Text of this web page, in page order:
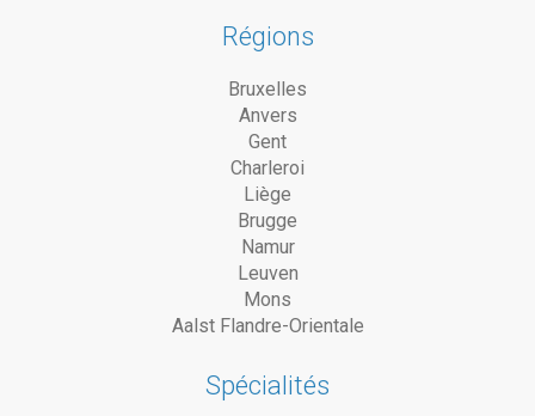
Régions
Bruxelles
Anvers
Gent
Charleroi
Liège
Brugge
Namur
Leuven
Mons
Aalst Flandre-Orientale
Spécialités